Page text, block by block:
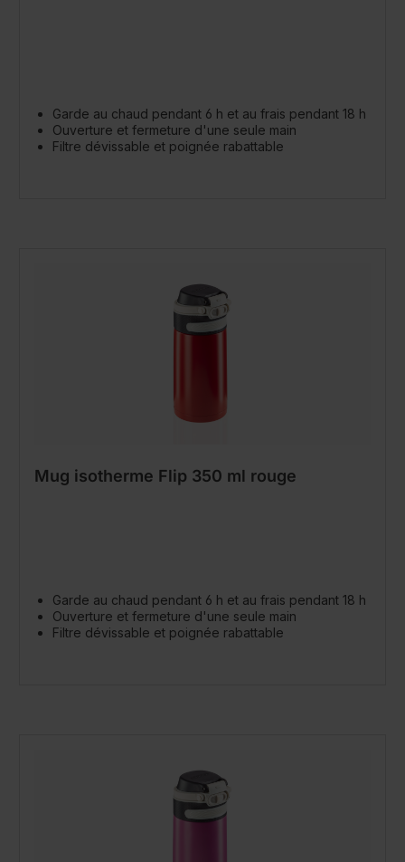
Garde au chaud pendant 6 h et au frais pendant 18 h
Ouverture et fermeture d'une seule main
Filtre dévissable et poignée rabattable
Mug isotherme Flip 350 ml rouge
Garde au chaud pendant 6 h et au frais pendant 18 h
Ouverture et fermeture d'une seule main
Filtre dévissable et poignée rabattable